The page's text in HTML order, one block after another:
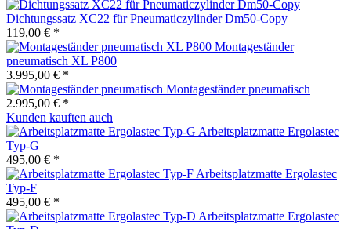
Dichtungssatz XC22 für Pneumaticzylinder Dm50-Copy
119,00 € *
Montageständer
pneumatisch XL P800
3.995,00 € *
Montageständer pneumatisch
2.995,00 € *
Kunden kauften auch
Arbeitsplatzmatte Ergolastec
Typ-G
495,00 € *
Arbeitsplatzmatte Ergolastec
Typ-F
495,00 € *
Arbeitsplatzmatte Ergolastec